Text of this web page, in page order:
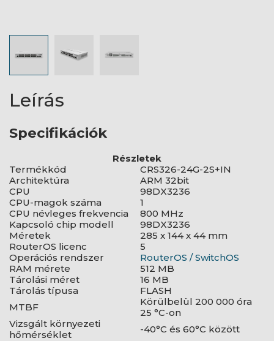
Leírás
Specifikációk
Részletek
Termékkód
CRS326-24G-2S+IN
Architektúra
ARM 32bit
CPU
98DX3236
CPU-magok száma
1
CPU névleges frekvencia
800 MHz
Kapcsoló chip modell
98DX3236
Méretek
285 x 144 x 44 mm
RouterOS licenc
5
Operációs rendszer
RouterOS / SwitchOS
RAM mérete
512 MB
Tárolási méret
16 MB
Tárolás típusa
FLASH
MTBF
Körülbelül 200 000 óra
25 °C-on
Vizsgált környezeti
hőmérséklet
-40°C és 60°C között